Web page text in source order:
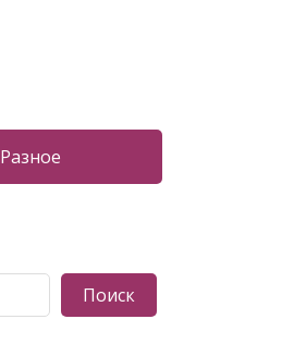
Разное
Поиск